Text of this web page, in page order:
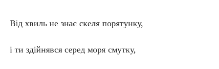
Від хвиль не знає скеля порятунку,
і ти здійнявся серед моря смутку,